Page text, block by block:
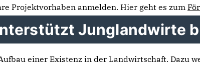
Projektvorhaben anmelden. Hier geht es zum
Junglandwirte
einer Existenz in der Landwirtschaft. Dazu